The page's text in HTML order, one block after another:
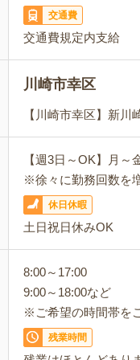
交通費
交通費規定内支給
川崎市幸区
【川崎市幸区】新川
【週3日～OK】月～
※徐々に勤務回数を
休日休暇
土日祝日休みOK
8:00～17:00
9:00～18:00など
※ご希望の時間帯を
残業時間